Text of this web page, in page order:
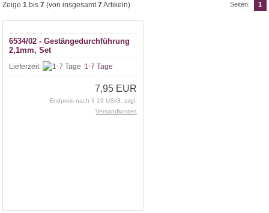
Zeige1 bis7 (von insgesamt7Artikeln) Seiten: 1
6534/02 - Gestängedurchführung
2,1mm, Set
Lieferzeit: 1-7 Tage
7,95 EUR
Endpreis nach § 19 UStG. zzgl.
Versandkosten